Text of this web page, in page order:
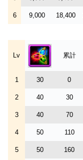
6 9,000 18,400
Lv 累計
1 30 0
2 40 30
3 40 70
4 50 110
5 50 160